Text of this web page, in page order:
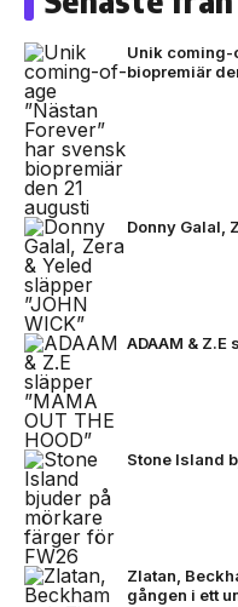
Unik coming-
biopremiär
Donny Galal,
ADAAM & Z.E
Stone Island
Zlatan,
gången i ett